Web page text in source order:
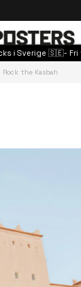
i Sverige 🇸🇪-
Rock the Kasbah